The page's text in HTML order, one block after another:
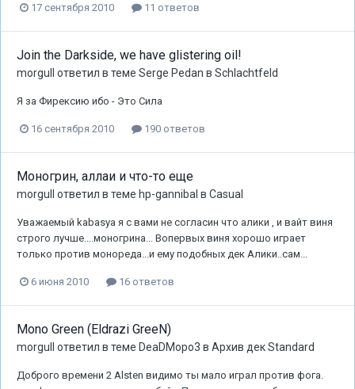
17 сентября 2010 11 ответов
Join the Darkside, we have glistering oil!
morgull ответил в теме Serge Pedan в Schlachtfeld
Я за Фирексию ибо - Это Сила
16 сентября 2010 190 ответов
Моногрин, аллаи и что-то еще
morgull ответил в теме hp-gannibal в Casual
Уважаемый kabasya я с вами не согласин что алики , и вайт виня
строго лучше....моногрина... Вопервых виня хорошо играет
только против монореда...и ему подобных дек Алики..сам...
6 июня 2010 16 ответов
Mono Green (Eldrazi GreeN)
morgull ответил в теме DeaDMopo3 в Архив дек Standard
Доброго времени 2 Alsten видимо ты мало играл против фога.